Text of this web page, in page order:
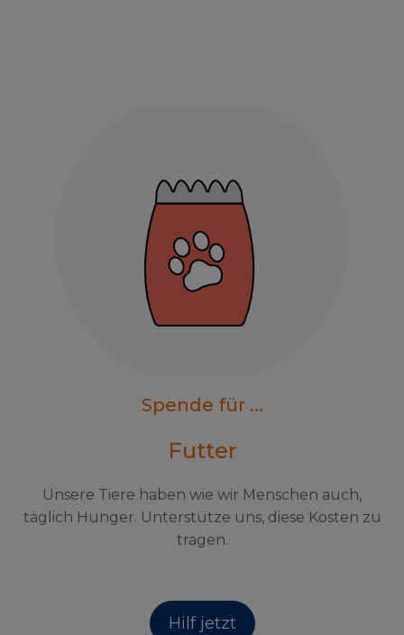
Spende für ...
Futter
Unsere Tiere haben wie wir Menschen auch,
täglich Hunger. Unterstütze uns, diese Kosten zu
tragen.
Hilf jetzt